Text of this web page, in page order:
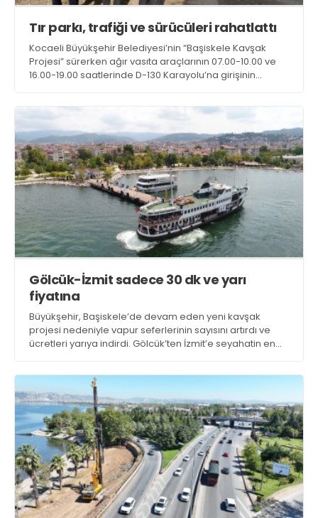
Tır parkı, trafiği ve sürücüleri rahatlattı
Kocaeli Büyükşehir Belediyesi’nin “Başiskele Kavşak
Projesi” sürerken ağır vasıta araçlarının 07.00-10.00 ve
16.00-19.00 saatlerinde D-130 Karayolu’na girişinin
Gölcük-İzmit sadece 30 dk ve yarı
Büyükşehir, Başiskele’de devam eden yeni kavşak
projesi nedeniyle vapur seferlerinin sayısını artırdı ve
ücretleri yarıya indirdi. Gölcük’ten İzmit’e seyahatin en